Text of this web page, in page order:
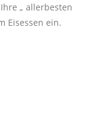
„ allerbesten
Eisessen ein.